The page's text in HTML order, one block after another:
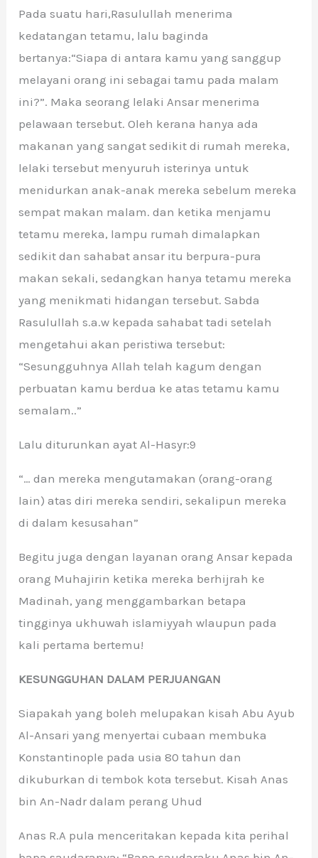
Pada suatu hari,Rasulullah menerima
kedatangan tetamu, lalu baginda
bertanya:“Siapa di antara kamu yang sanggup
melayani orang ini sebagai tamu pada malam
ini?”. Maka seorang lelaki Ansar menerima
pelawaan tersebut. Oleh kerana hanya ada
makanan yang sangat sedikit di rumah mereka,
lelaki tersebut menyuruh isterinya untuk
menidurkan anak-anak mereka sebelum mereka
sempat makan malam. dan ketika menjamu
tetamu mereka, lampu rumah dimalapkan
sedikit dan sahabat ansar itu berpura-pura
makan sekali, sedangkan hanya tetamu mereka
yang menikmati hidangan tersebut. Sabda
Rasulullah s.a.w kepada sahabat tadi setelah
mengetahui akan peristiwa tersebut:
“Sesungguhnya Allah telah kagum dengan
perbuatan kamu berdua ke atas tetamu kamu
semalam..”
Lalu diturunkan ayat Al-Hasyr:9
“… dan mereka mengutamakan (orang-orang
lain) atas diri mereka sendiri, sekalipun mereka
di dalam kesusahan”
Begitu juga dengan layanan orang Ansar kepada
orang Muhajirin ketika mereka berhijrah ke
Madinah, yang menggambarkan betapa
tingginya ukhuwah islamiyyah wlaupun pada
kali pertama bertemu!
KESUNGGUHAN DALAM PERJUANGAN
Siapakah yang boleh melupakan kisah Abu Ayub
Al-Ansari yang menyertai cubaan membuka
Konstantinople pada usia 80 tahun dan
dikuburkan di tembok kota tersebut. Kisah Anas
bin An-Nadr dalam perang Uhud
Anas R.A pula menceritakan kepada kita perihal